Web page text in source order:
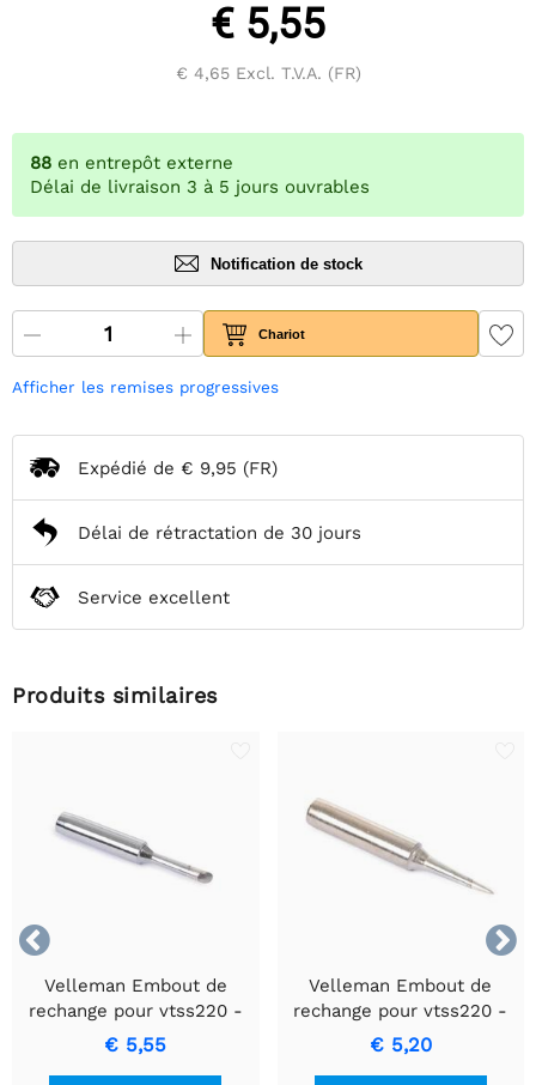
€ 5,55
€ 4,65Excl. T.V.A. (FR)
88 en entrepôt externe
Délai de livraison 3 à 5 jours ouvrables
Notification de stock
Chariot
Afficher les remises progressives
Expédié de € 9,95 (FR)
Délai de rétractation de 30 jours
Service excellent
Produits similaires


Velleman Embout de
rechange pour vtss220 -
pointe biseautée
€ 5,55
Velleman Embout de
rechange pour vtss220 -
pointe pointue
€ 5,20